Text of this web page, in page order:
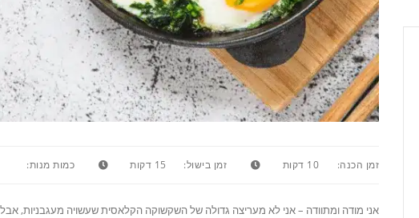
זמן הכנה: 10 דקות זמן בישול: 15 דקות כמות מנות:
אני מודה ומתוודה – אני לא מעריצה גדולה של השקשוקה הקלאסית שעשויה מעגבניות,